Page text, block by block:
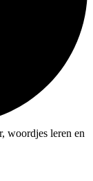
woordjes leren en